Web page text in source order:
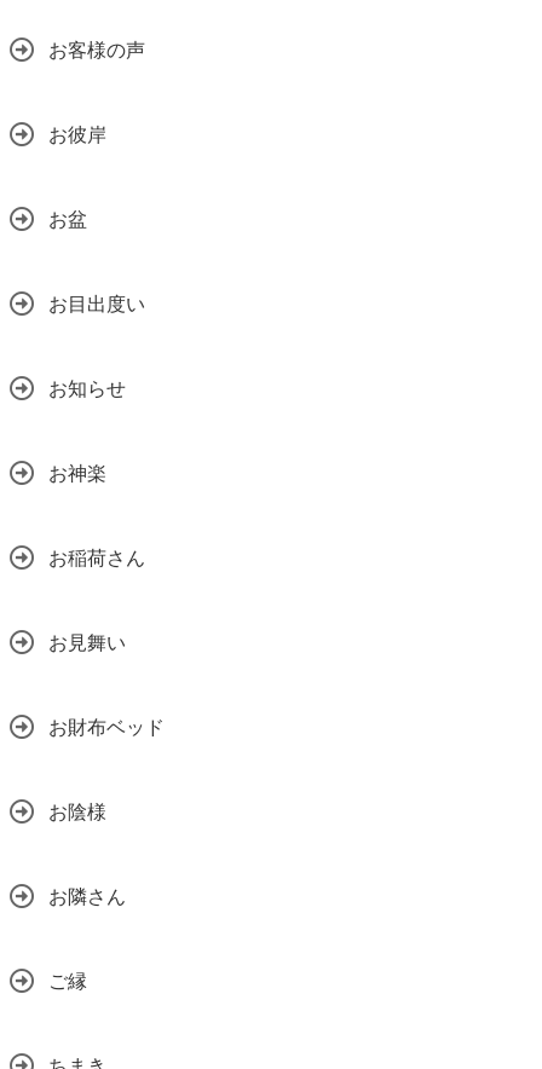
お客様の声
お彼岸
お盆
お目出度い
お知らせ
お神楽
お稲荷さん
お見舞い
お財布ベッド
お陰様
お隣さん
ご縁